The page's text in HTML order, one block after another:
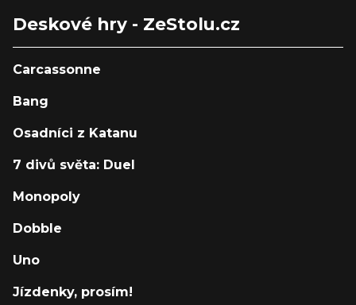
Deskové hry - ZeStolu.cz
Carcassonne
Bang
Osadníci z Katanu
7 divů světa: Duel
Monopoly
Dobble
Uno
Jízdenky, prosím!